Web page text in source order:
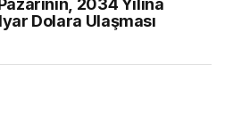
2034 Yılına
Dolara Ulaşması